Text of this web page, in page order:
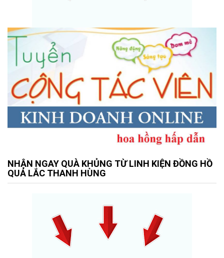
NHẬN NGAY QUÀ KHỦNG TỪ LINH KIỆN ĐỒNG HỒ
QUẢ LẮC THANH HÙNG